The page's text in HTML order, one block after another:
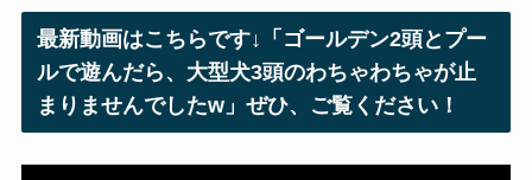
ス
最新動画はこちらです↓「ゴールデン2頭とプー
ルで遊んだら、大型犬3頭のわちゃわちゃが止
まりませんでしたw」ぜひ、ご覧ください！